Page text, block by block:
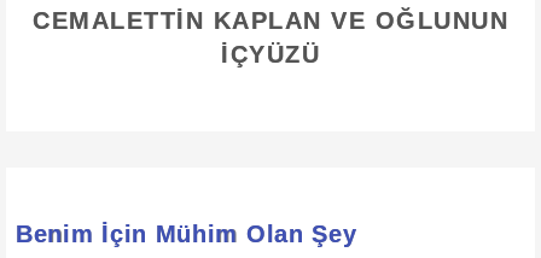
CEMALETTİN KAPLAN VE OĞLUNUN
İÇYÜZÜ
Benim İçin Mühim Olan Şey